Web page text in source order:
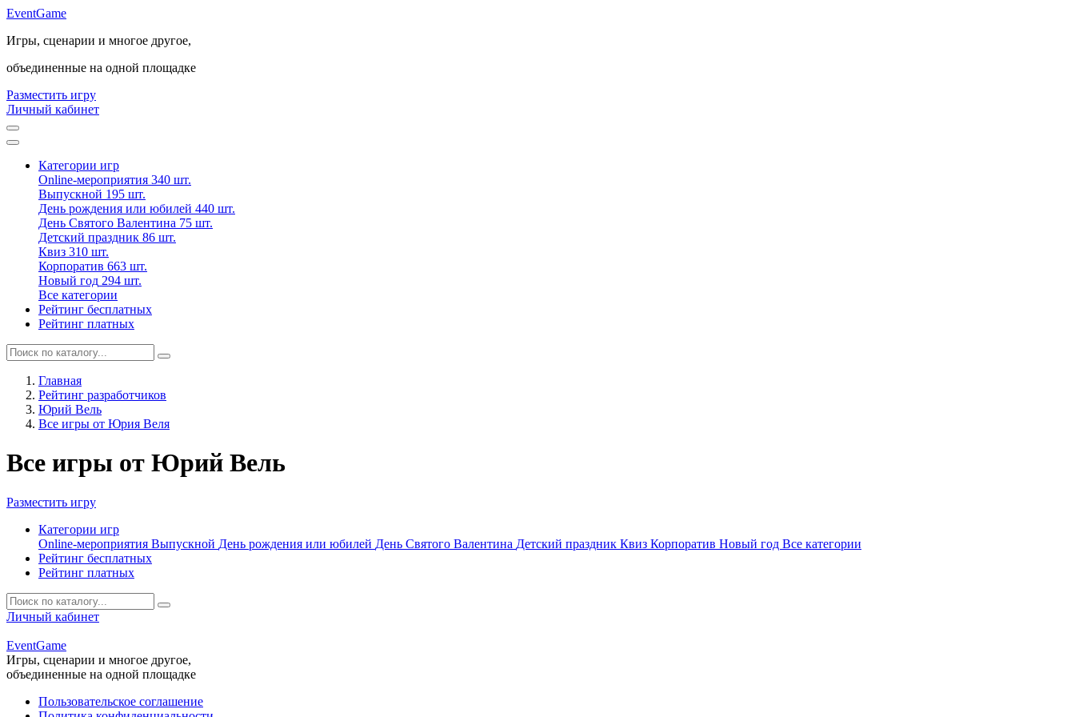
EventGame
Игры, сценарии и многое другое,
объединенные на одной площадке
Разместить игру
Личный кабинет
Категории игр
Online-мероприятия 340 шт.
Выпускной 195 шт.
День рождения или юбилей 440 шт.
День Святого Валентина 75 шт.
Детский праздник 86 шт.
Квиз 310 шт.
Корпоратив 663 шт.
Новый год 294 шт.
Все категории
Рейтинг бесплатных
Рейтинг платных
Главная
Рейтинг разработчиков
Юрий Вель
Все игры от Юрия Веля
Все игры от Юрий Вель
Разместить игру
Категории игр
Online-мероприятия Выпускной День рождения или юбилей День Святого Валентина Детский праздник Квиз Корпоратив Новый год Все категории
Рейтинг бесплатных
Рейтинг платных
Личный кабинет
EventGame
Игры, сценарии и многое другое,
объединенные на одной площадке
Пользовательское соглашение